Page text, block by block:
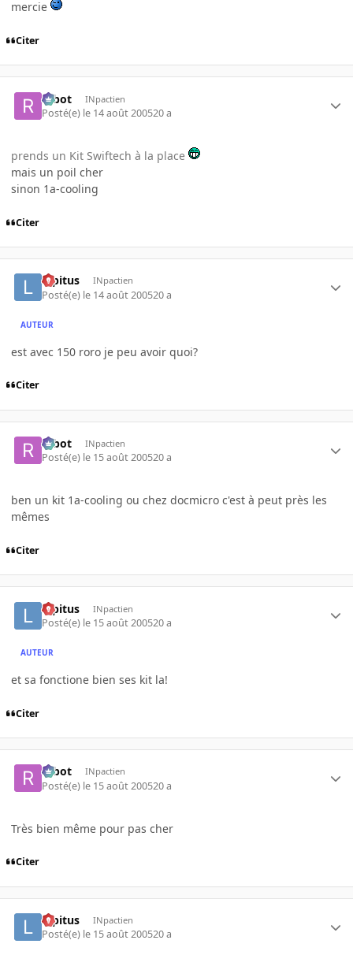
mercie
Citer
rabot INpactien
Posté(e) le 14 août 200520 a
prends un Kit Swiftech à la place
mais un poil cher
sinon 1a-cooling
Citer
lopitus INpactien
Posté(e) le 14 août 200520 a
AUTEUR
est avec 150 roro je peu avoir quoi?
Citer
rabot INpactien
Posté(e) le 15 août 200520 a
ben un kit 1a-cooling ou chez docmicro c'est à peut près les
mêmes
Citer
lopitus INpactien
Posté(e) le 15 août 200520 a
AUTEUR
et sa fonctione bien ses kit la!
Citer
rabot INpactien
Posté(e) le 15 août 200520 a
Très bien même pour pas cher
Citer
lopitus INpactien
Posté(e) le 15 août 200520 a